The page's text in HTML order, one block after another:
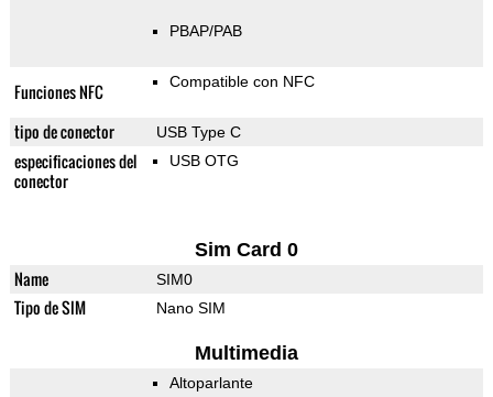
PBAP/PAB
Funciones NFC Compatible con NFC
tipo de conector USB Type C
especificaciones del
conector
USB OTG
Sim Card 0
Name SIM0
Tipo de SIM Nano SIM
Multimedia
Altoparlante